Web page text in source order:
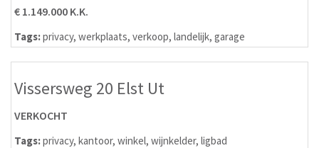
€ 1.149.000 K.K.
Tags:privacy, werkplaats, verkoop, landelijk, garage
Vissersweg 20 Elst Ut
VERKOCHT
Tags:privacy, kantoor, winkel, wijnkelder, ligbad